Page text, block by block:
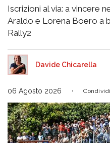
Iscrizioni al via: a vincere
Araldo e Lorena Boero a
Rally2
Davide Chicarella
06 Agosto 2026 Condividi